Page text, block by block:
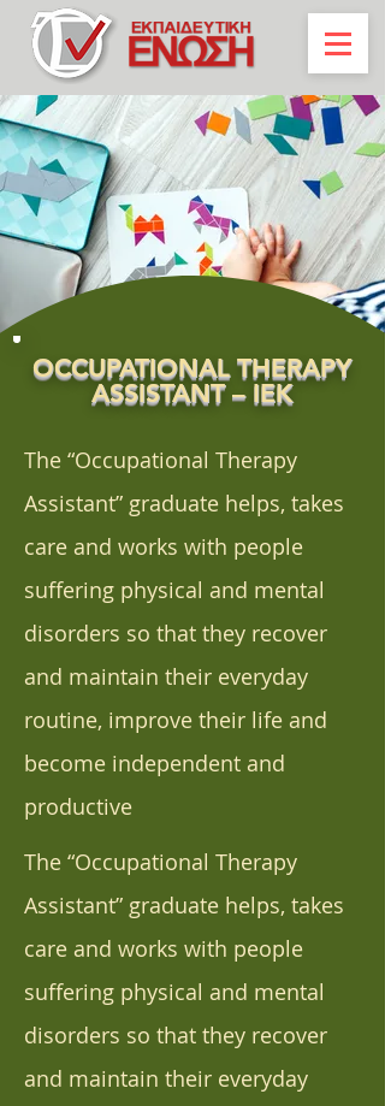
OCCUPATIONAL THERAPY
ASSISTANT – IEK
The “Occupational Therapy
Assistant” graduate helps, takes
care and works with people
suffering physical and mental
disorders so that they recover
and maintain their everyday
routine, improve their life and
become independent and
productive
The “Occupational Therapy
Assistant” graduate helps, takes
care and works with people
suffering physical and mental
disorders so that they recover
and maintain their everyday